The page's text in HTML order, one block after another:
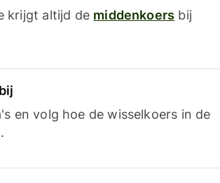
krijgt altijd de middenkoers bij
en volg hoe de wisselkoers in de